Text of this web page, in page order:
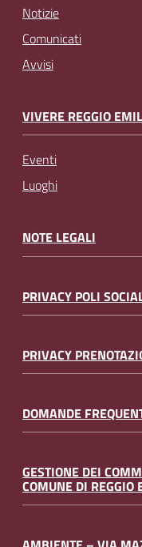
Notizie
Comunicati
Avvisi
VIVERE REGGIO
Eventi
Luoghi
NOTE LEGALI
PRIVACY POLI
PRIVACY
DOMANDE
GESTIONE DEI
COMUNE DI REGGIO